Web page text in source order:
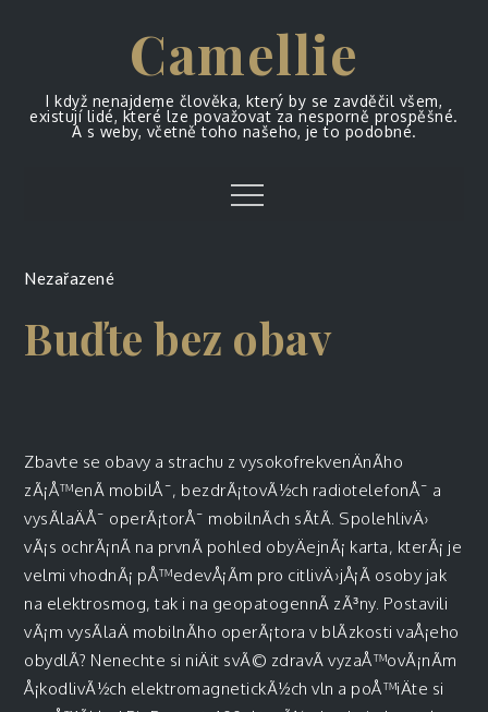
Camellie
I když nenajdeme člověka, který by se zavděčil všem,
existují lidé, které lze považovat za nesporně prospěšné.
A s weby, včetně toho našeho, je to podobné.
Menu
Nezařazené
Buďte bez obav
Zbavte se obavy a strachu z vysokofrekvenÄnÃ­ho
zÃ¡Å™enÃ­ mobilÅ¯, bezdrÃ¡tovÃ½ch radiotelefonÅ¯ a
vysÃ­laÄÅ¯ operÃ¡torÅ¯ mobilnÃ­ch sÃ­tÃ­. SpolehlivÄ›
vÃ¡s ochrÃ¡nÃ­ na prvnÃ­ pohled obyÄejnÃ¡ karta, kterÃ¡ je
velmi vhodnÃ¡ pÅ™edevÅ¡Ã­m pro citlivÄ›jÅ¡Ã­ osoby jak
na elektrosmog, tak i na geopatogennÃ­ zÃ³ny. Postavili
vÃ¡m vysÃ­laÄ mobilnÃ­ho operÃ¡tora v blÃ­zkosti vaÅ¡eho
obydlÃ­? Nenechte si niÄit svÃ© zdravÃ­ vyzaÅ™ovÃ¡nÃ­m
Å¡kodlivÃ½ch elektromagnetickÃ½ch vln a poÅ™iÄte si